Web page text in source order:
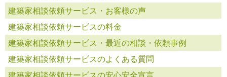
建築家相談依頼サービス・お客様の声
建築家相談依頼サービスの料金
建築家相談依頼サービス・最近の相談・依頼事例
建築家相談依頼サービスのよくある質問
建築家相談依頼サービスの安心安全宣言